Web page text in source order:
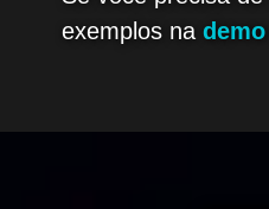
exemplos na demo